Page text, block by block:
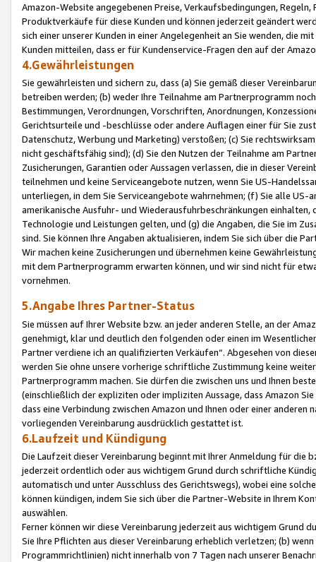
Amazon-Website angegebenen Preise, Verkaufsbedingungen,
Produktverkäufe für diese Kunden und können jederzeit geändert
sich einer unserer Kunden in einer Angelegenheit an Sie wenden, die
Kunden mitteilen, dass er für Kundenservice-Fragen den auf der
4.Gewährleistungen
Sie gewährleisten und sichern zu, dass (a) Sie gemäß dieser
betreiben werden; (b) weder Ihre Teilnahme am Partnerprogramm
Bestimmungen, Verordnungen, Vorschriften, Anordnungen,
Gerichtsurteile und -beschlüsse oder andere Auflagen einer für Sie
Datenschutz, Werbung und Marketing) verstoßen; (c) Sie
nicht geschäftsfähig sind); (d) Sie den Nutzen der Teilnahme am
Zusicherungen, Garantien oder Aussagen verlassen, die in dieser
teilnehmen und keine Serviceangebote nutzen, wenn Sie US-
unterliegen, in dem Sie Serviceangebote wahrnehmen; (f) Sie alle
amerikanische Ausfuhr- und Wiederausfuhrbeschränkungen
Technologie und Leistungen gelten, und (g) die Angaben, die Sie im
sind. Sie können Ihre Angaben aktualisieren, indem Sie sich über die
Wir machen keine Zusicherungen und übernehmen keine
mit dem Partnerprogramm erwarten können, und wir sind nicht für
vornehmen.
5.Angabe Ihres Partner-Status
Sie müssen auf Ihrer Website bzw. an jeder anderen Stelle, an der
genehmigt, klar und deutlich den folgenden oder einen im
Partner verdiene ich an qualifizierten Verkäufen“. Abgesehen von
werden Sie ohne unsere vorherige schriftliche Zustimmung keine
Partnerprogramm machen. Sie dürfen die zwischen uns und Ihnen
(einschließlich der expliziten oder impliziten Aussage, dass Amazon
dass eine Verbindung zwischen Amazon und Ihnen oder einer
vorliegenden Vereinbarung ausdrücklich gestattet ist.
6.Laufzeit und Kündigung
Die Laufzeit dieser Vereinbarung beginnt mit Ihrer Anmeldung für die
jederzeit ordentlich oder aus wichtigem Grund durch schriftliche
automatisch und unter Ausschluss des Gerichtswegs), wobei eine
können kündigen, indem Sie sich über die Partner-Website in Ihrem
auswählen.
Ferner können wir diese Vereinbarung jederzeit aus wichtigem Grund
Sie Ihre Pflichten aus dieser Vereinbarung erheblich verletzen; (b)
Programmrichtlinien) nicht innerhalb von 7 Tagen nach unserer